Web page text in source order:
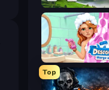
Words of Wonders
Top